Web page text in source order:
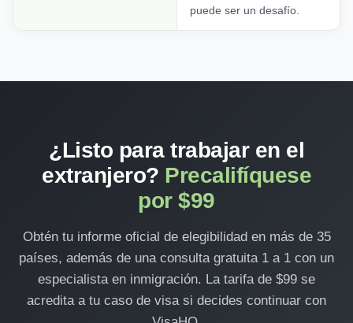
puede ser un desafío.
¿Listo para trabajar en el
extranjero? Precalifíquese
por $99
Obtén tu informe oficial de elegibilidad en más de 35
países, además de una consulta gratuita 1 a 1 con un
especialista en inmigración. La tarifa de $99 se
acredita a tu caso de visa si decides continuar con